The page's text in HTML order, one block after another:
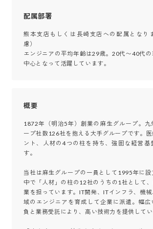
配属部署
熊本支店もしくは長崎支店への配属となり
慮）
エンジニアの平均年齢は29歳。20代〜40代
中心となって活躍しています。
概要
1872年（明治5年）創業の麻生グループ。九
ープ社数126社を抱える大手グループです。医
ント、人材の4つの柱を持ち、強固な経営基
す。
当社は麻生グループの一員として1995年に設
中で「人材」の柱の12社のうちの1社として
業を担っています。IT開発、ITインフラ、機
域のエンジニアを育成して企業に派遣。幅広
負と業務受託により、高い技術力を提供してい